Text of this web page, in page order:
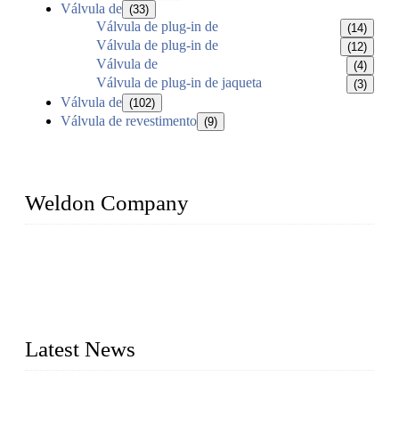
Válvula de (33)
Válvula de plug-in de (14)
Válvula de plug-in de (12)
Válvula de (4)
Válvula de plug-in de jaqueta (3)
Válvula de (102)
Válvula de revestimento (9)
Weldon Company
Latest News